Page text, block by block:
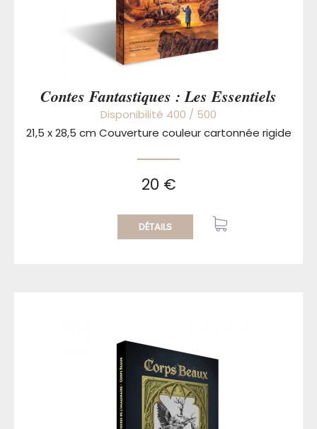
Contes Fantastiques : Les Essentiels
Disponibilité 400 / 500
21,5 x 28,5 cm Couverture couleur cartonnée rigide
20 €
DÉTAILS